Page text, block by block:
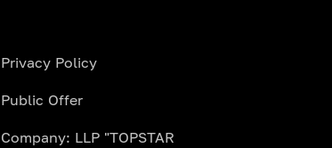
Privacy Policy
Public Offer
Company: LLP "TOPSTAR